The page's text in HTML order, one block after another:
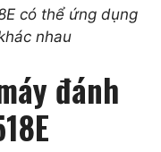
có thể ứng dụng
nhau
đánh